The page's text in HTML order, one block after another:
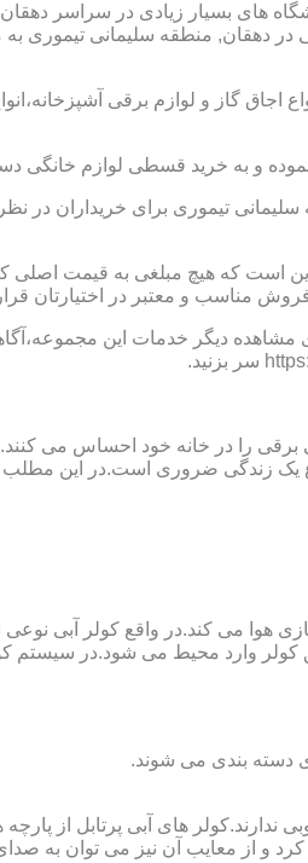
های بسیار زیادی در سراسر
منطقه سلیمانی تیموری به
اجاق گاز و لوازم برقی
و به خرید قسطی لوازم خانگی
تیموری برای خریداران در
است که هیچ مبلغی به قیمت
مناسب و معتبر در اختیارتان
دیگر خدمات این
را در خانه خود احساس می
یک زندگی ضروری است.در این
هوا می کند.در واقع کولر آبی
وارد محیط می شود.در سیستم
دسته بندی می شوند.
به کار می رود که کانال کشی خوبی
از معایب آن نیز می توان به صدای